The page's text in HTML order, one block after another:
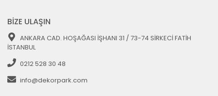
BİZE ULAŞIN
ANKARA CAD. HOŞAĞASI İŞHANI 31 / 73-74 SİRKECİ FATİH
İSTANBUL
0212 528 30 48
info@dekorpark.com